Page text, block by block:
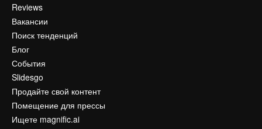
Reviews
Вакансии
Поиск тенденций
Блог
События
Slidesgo
Продайте свой контент
Помещение для прессы
Ищете magnific.ai